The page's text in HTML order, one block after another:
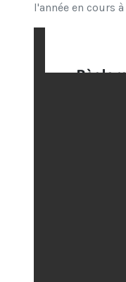
l'année en cours